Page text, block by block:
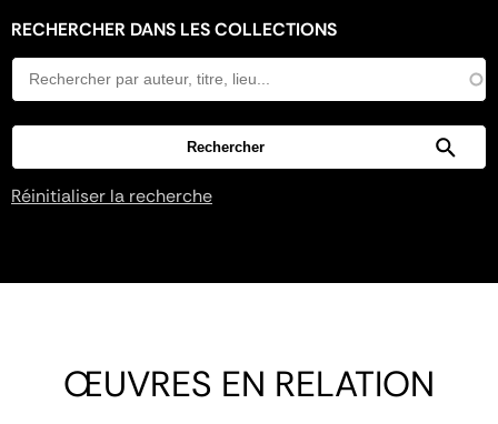
RECHERCHER DANS LES COLLECTIONS
Réinitialiser la recherche
ŒUVRES EN RELATION